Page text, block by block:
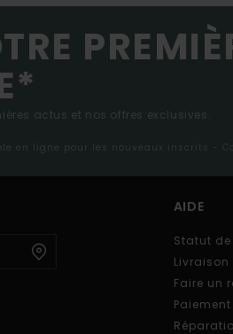
actus et nos offres exclusives.
en ligne pour les nouveaux inscrits -
AIDE
Statut
Livraison
Faire un
Paiement